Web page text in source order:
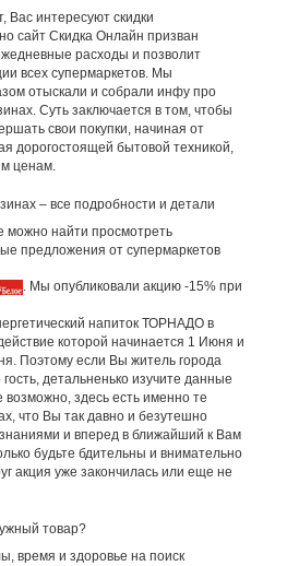
Вас интересуют скидки
сайт Скидка Онлайн призван
расходы и позволит
всех супермаркетов. Мы
отыскали и собрали инфу про
Суть заключается в том, чтобы
свои покупки, начиная от
дорогостоящей бытовой техникой,
ценам.
– все подробности и детали
можно найти просмотреть
предложения от супермаркетов
. Мы опубликовали акцию -15% при
напиток ТОРНАДО в
которой начинается 1 Июня и
Поэтому если Вы житель города
детальненько изучите данные
здесь есть именно те
что Вы так давно и безутешно
и вперед в ближайший к Вам
будьте бдительны и внимательно
акция уже закончилась или еще не
товар?
время и здоровье на поиск